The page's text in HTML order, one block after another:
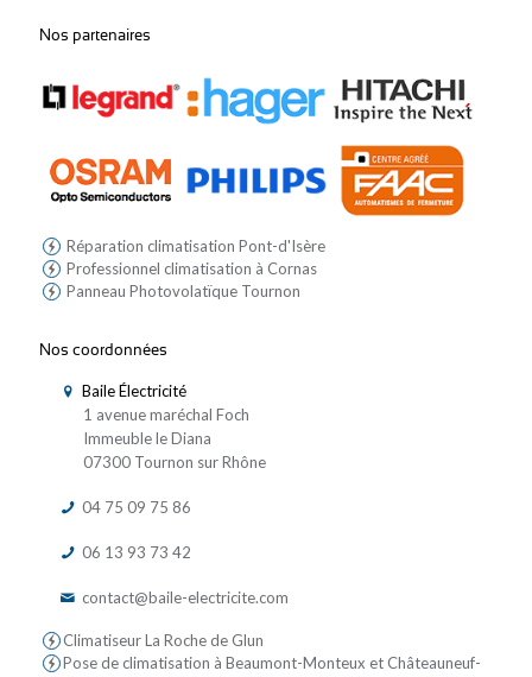
Nos partenaires
Réparation climatisation Pont-d'Isère
Professionnel climatisation à Cornas
Panneau Photovolatïque Tournon
Nos coordonnées
Baile Électricité
1 avenue maréchal Foch
Immeuble le Diana
07300 Tournon sur Rhône
04 75 09 75 86
06 13 93 73 42
contact@baile-electricite.com
Climatiseur La Roche de Glun
Pose de climatisation à Beaumont-Monteux et Châteauneuf-